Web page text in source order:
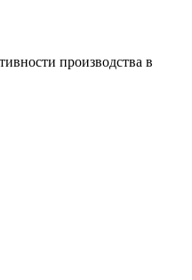
производства в